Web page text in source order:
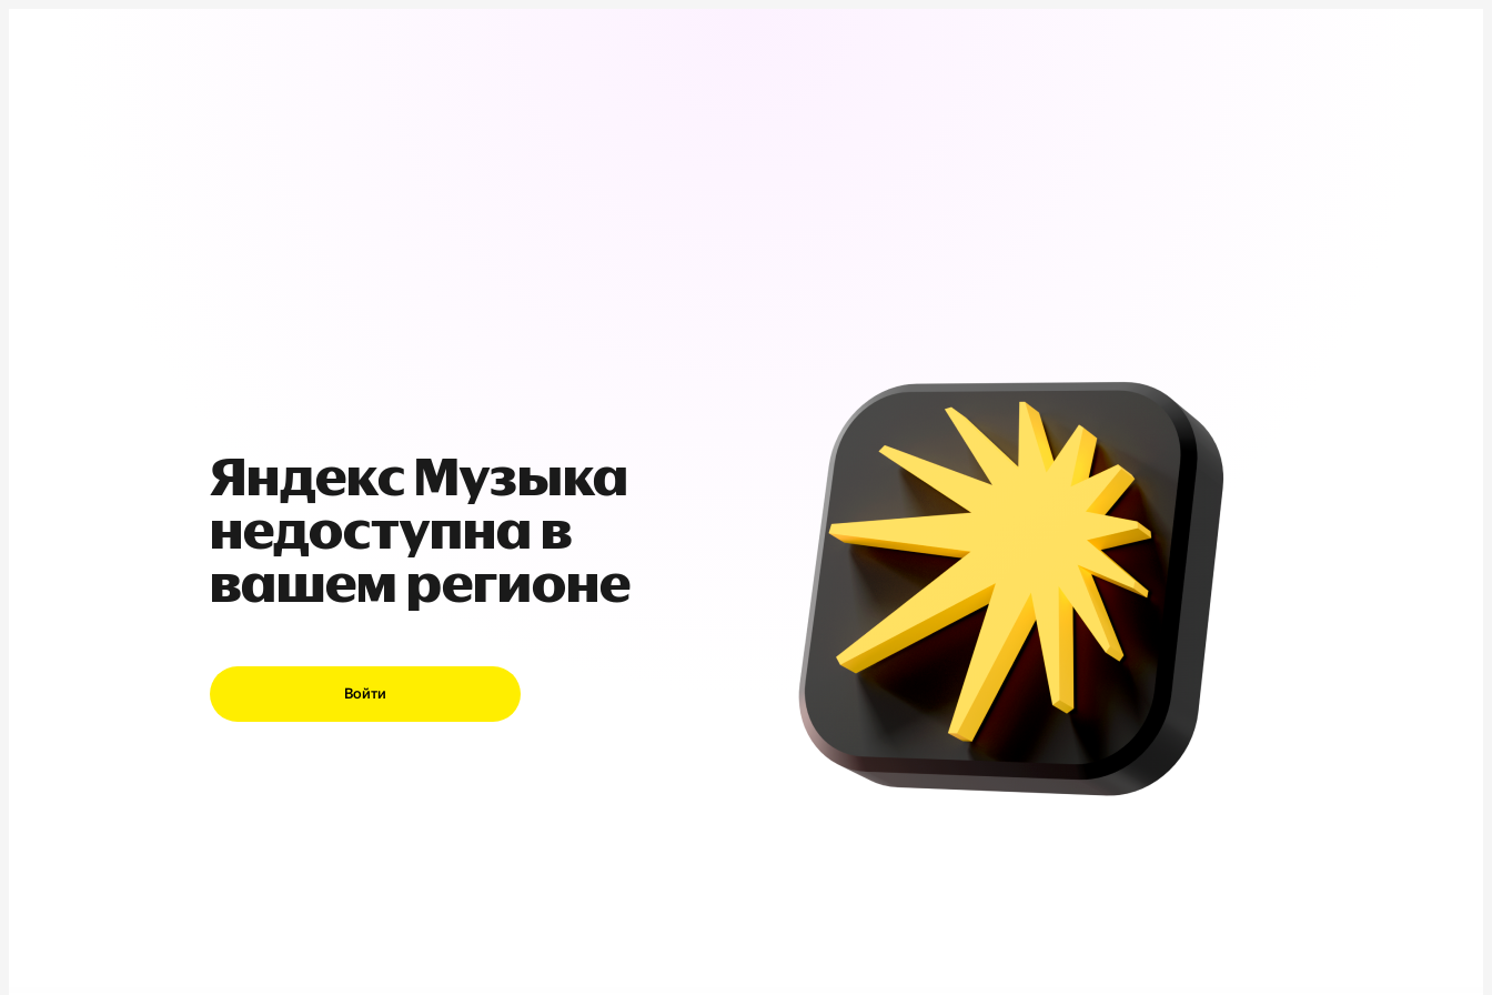
Яндекс Музыка
недоступна в
вашем регионе
Войти